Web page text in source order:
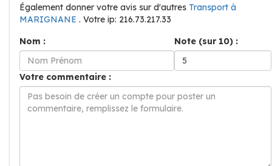
Également donner votre avis sur d'autres Transport à
MARIGNANE . Votre ip: 216.73.217.33
Nom :
Note (sur 10) :
Votre commentaire :